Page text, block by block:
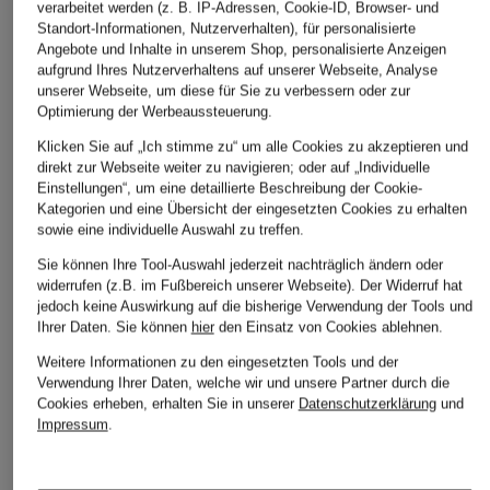
comma
Hemdbluse
CHF 100
Marc O'Polo
Hemdbluse
CHF 109
TOMMY HILFIGER
Hemdbluse
Ursprünglich:CHF 100
Weitere Kategorien
Abendkleider
Kleider
verarbeitet werden (z. B. IP-Adressen, Cookie-ID, Browser- und
Standort-Informationen, Nutzerverhalten), für personalisierte
Angebote und Inhalte in unserem Shop, personalisierte Anzeigen
aufgrund Ihres Nutzerverhaltens auf unserer Webseite, Analyse
unserer Webseite, um diese für Sie zu verbessern oder zur
Optimierung der Werbeaussteuerung.
Klicken Sie auf „Ich stimme zu“ um alle Cookies zu akzeptieren und
direkt zur Webseite weiter zu navigieren; oder auf „Individuelle
Einstellungen“, um eine detaillierte Beschreibung der Cookie-
Kategorien und eine Übersicht der eingesetzten Cookies zu erhalten
sowie eine individuelle Auswahl zu treffen.
Sie können Ihre Tool-Auswahl jederzeit nachträglich ändern oder
widerrufen (z.B. im Fußbereich unserer Webseite). Der Widerruf hat
jedoch keine Auswirkung auf die bisherige Verwendung der Tools und
Ihrer Daten. Sie können hierden Einsatz von Cookies ablehnen.
Weitere Informationen zu den eingesetzten Tools und der
Verwendung Ihrer Daten, welche wir und unsere Partner durch die
Cookies erheben, erhalten Sie in unserer Datenschutzerklärungund
Impressum.